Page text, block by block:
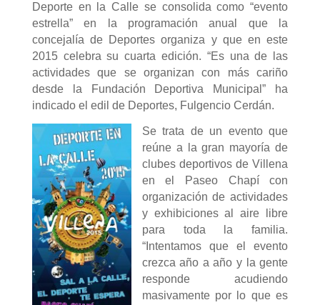
Deporte en la Calle se consolida como “evento
estrella” en la programación anual que la
concejalía de Deportes organiza y que en este
2015 celebra su cuarta edición. “Es una de las
actividades que se organizan con más cariño
desde la Fundación Deportiva Municipal” ha
indicado el edil de Deportes, Fulgencio Cerdán.
Se trata de un evento que
reúne a la gran mayoría de
clubes deportivos de Villena
en el Paseo Chapí con
organización de actividades
y exhibiciones al aire libre
para toda la familia.
“Intentamos que el evento
crezca año a año y la gente
responde acudiendo
masivamente por lo que es